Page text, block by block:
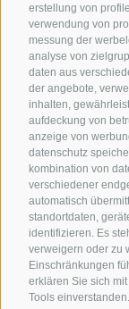
erstellung von
verwendung von
messung der
analyse von
daten aus
der angebote,
inhalten,
aufdeckung von
anzeige von
datenschutz
kombination von
verschiedener
automatisch
standortdaten,
identifizieren. Es
verweigern oder zu
Einschränkungen
erklären Sie sich
Tools